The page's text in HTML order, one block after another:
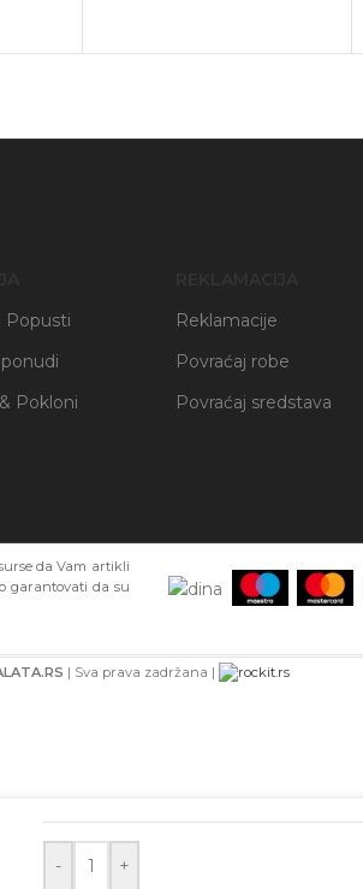
Popusti
Pokloni
Reklamacije
Povraćaj robe
Povraćaj sredstava
da Vam artikli
garantovati da su
| Sva prava zadržana |
- +